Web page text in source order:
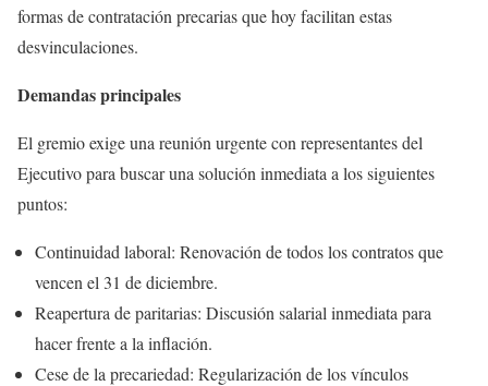
formas de contratación precarias que hoy facilitan estas
desvinculaciones.
Demandas principales
El gremio exige una reunión urgente con representantes del
Ejecutivo para buscar una solución inmediata a los siguientes
puntos:
Continuidad laboral: Renovación de todos los contratos que
vencen el 31 de diciembre.
Reapertura de paritarias: Discusión salarial inmediata para
hacer frente a la inflación.
Cese de la precariedad: Regularización de los vínculos